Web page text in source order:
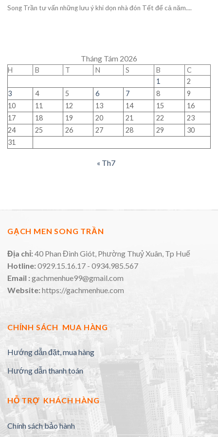
Song Trần tư vấn những lưu ý khi dọn nhà đón Tết để cả năm....
Tháng Tám 2026
H B T N S B
C
1
2
3
4 5 6 7 8
9
10
11 12 13 14 15
16
17
18 19 20 21 22
23
24
25 26 27 28 29
30
31
« Th7
GẠCH MEN SONG TRẦN
Địa chỉ:40 Phan Đình Giót, Phường Thuỷ Xuân, Tp Huế
Hotline:0929.15.16.17 - 0934.985.567
Email :gachmenhue99@gmail.com
Website:https://gachmenhue.com
CHÍNH SÁCH MUA HÀNG
Hướng dẫn đặt, mua hàng
Hướng dẫn thanh toán
HỖ TRỢ KHÁCH HÀNG
Chính sách bảo hành